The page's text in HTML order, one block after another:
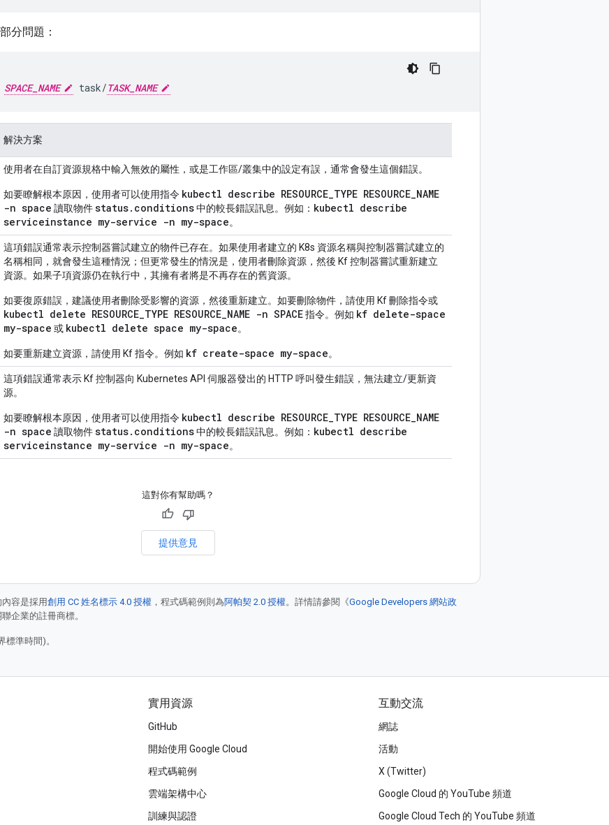
分問題：
SPACE_NAME task/TASK_NAME
解決方案
使用者在自訂資源規格中輸入無效的屬性，或是工作區/叢集中的設定有誤，通常會發生這個錯誤。
如要瞭解根本原因，使用者可以使用指令 kubectl describe RESOURCE_TYPE RESOURCE_NAME
-n space 讀取物件status.conditions中的較長錯誤訊息。例如： kubectl describe
serviceinstance my-service -n my-space。
這項錯誤通常表示控制器嘗試建立的物件已存在。如果使用者建立的 K8s 資源名稱與控制器嘗試建立的
名稱相同，就會發生這種情況；但更常發生的情況是，使用者刪除資源，然後 Kf 控制器嘗試重新建立
資源。如果子項資源仍在執行中，其擁有者將是不再存在的舊資源。
如要復原錯誤，建議使用者刪除受影響的資源，然後重新建立。如要刪除物件，請使用 Kf 刪除指令或
kubectl delete RESOURCE_TYPE RESOURCE_NAME -n SPACE指令。例如 kf delete-space
my-space 或 kubectl delete space my-space。
如要重新建立資源，請使用 Kf 指令。例如 kf create-space my-space。
這項錯誤通常表示 Kf 控制器向 Kubernetes API 伺服器發出的 HTTP 呼叫發生錯誤，無法建立/更新資
源。
如要瞭解根本原因，使用者可以使用指令 kubectl describe RESOURCE_TYPE RESOURCE_NAME
-n space 讀取物件status.conditions中的較長錯誤訊息。例如： kubectl describe
serviceinstance my-service -n my-space。
這對你有幫助嗎？
提供意見
容是採用創用 CC 姓名標示 4.0 授權 ，程式碼範例則為阿帕契 2.0 授權。詳情請參閱《Google Developers 網站政
企業的註冊商標。
標準時間)。
實用資源
GitHub
開始使用 Google Cloud
程式碼範例
雲端架構中心
訓練與認證
互動交流
網誌
活動
X (Twitter)
Google Cloud 的 YouTube 頻道
Google Cloud Tech 的 YouTube 頻道